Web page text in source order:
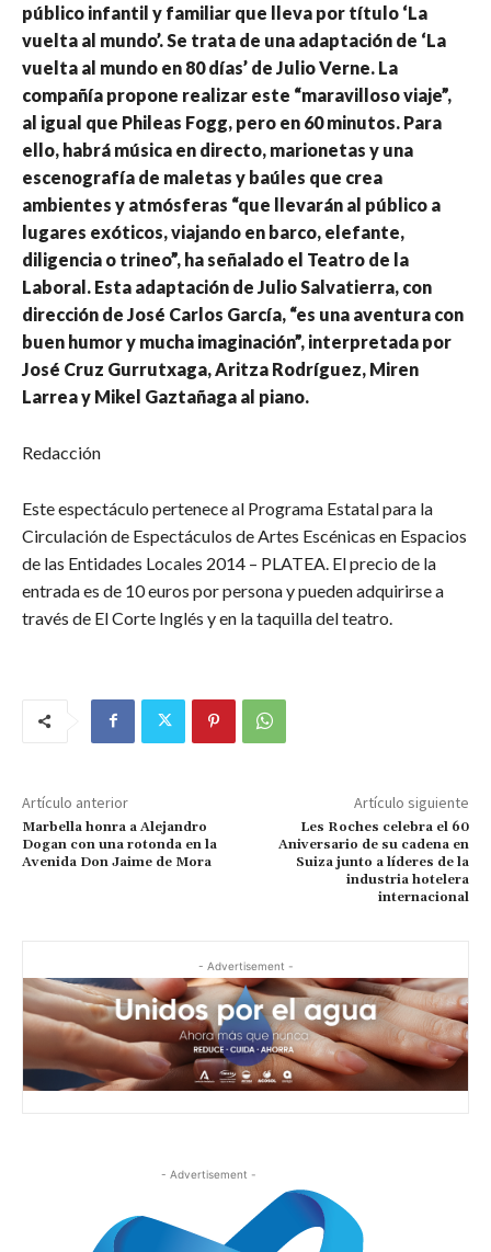
público infantil y familiar que lleva por título ‘La
vuelta al mundo’. Se trata de una adaptación de ‘La
vuelta al mundo en 80 días’ de Julio Verne. La
compañía propone realizar este “maravilloso viaje”,
al igual que Phileas Fogg, pero en 60 minutos. Para
ello, habrá música en directo, marionetas y una
escenografía de maletas y baúles que crea
ambientes y atmósferas “que llevarán al público a
lugares exóticos, viajando en barco, elefante,
diligencia o trineo”, ha señalado el Teatro de la
Laboral. Esta adaptación de Julio Salvatierra, con
dirección de José Carlos García, “es una aventura con
buen humor y mucha imaginación”, interpretada por
José Cruz Gurrutxaga, Aritza Rodríguez, Miren
Larrea y Mikel Gaztañaga al piano.
Redacción
Este espectáculo pertenece al Programa Estatal para la
Circulación de Espectáculos de Artes Escénicas en Espacios
de las Entidades Locales 2014 – PLATEA. El precio de la
entrada es de 10 euros por persona y pueden adquirirse a
través de El Corte Inglés y en la taquilla del teatro.
Artículo anterior
Marbella honra a Alejandro
Dogan con una rotonda en la
Avenida Don Jaime de Mora
Artículo siguiente
Les Roches celebra el 60
Aniversario de su cadena en
Suiza junto a líderes de la
industria hotelera
internacional
- Advertisement -
- Advertisement -